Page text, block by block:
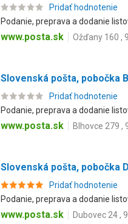
Pridať hodnotenie
Podanie, preprava a dodanie
www.posta.sk Ožďany 160 ,
Slovenská pošta, pobočka
Pridať hodnotenie
Podanie, preprava a dodanie
www.posta.sk Blhovce 279 ,
Slovenská pošta, pobočka
Pridať hodnotenie
Podanie, preprava a dodanie
www.posta.sk Dubovec 24 ,